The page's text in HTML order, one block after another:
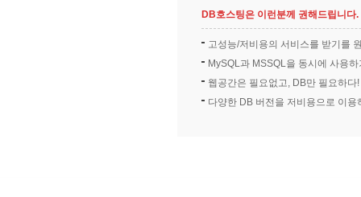
DB호스팅은 이런분께 권해드립니다.
고성능/저비용의 서비스를 받기를
MySQL과 MSSQL을 동시에 사용
웹공간은 필요없고, DB만 필요하다!
다양한 DB 버전을 저비용으로 이용